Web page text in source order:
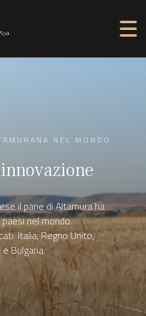
NEL MONDO
il pane di Altamura ha
nel mondo.
Italia, Regno Unito,
Bulgaria.